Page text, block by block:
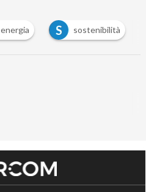
energia S sostenibilità